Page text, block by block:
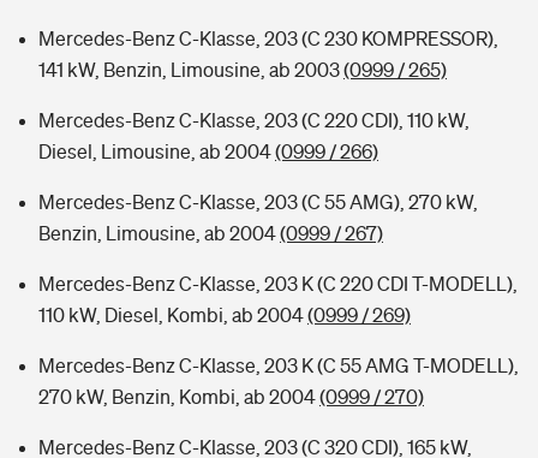
Mercedes-Benz C-Klasse, 203 (C 230 KOMPRESSOR),
141 kW, Benzin, Limousine, ab 2003(0999 / 265)
Mercedes-Benz C-Klasse, 203 (C 220 CDI), 110 kW,
Diesel, Limousine, ab 2004(0999 / 266)
Mercedes-Benz C-Klasse, 203 (C 55 AMG), 270 kW,
Benzin, Limousine, ab 2004(0999 / 267)
Mercedes-Benz C-Klasse, 203 K (C 220 CDI T-MODELL),
110 kW, Diesel, Kombi, ab 2004(0999 / 269)
Mercedes-Benz C-Klasse, 203 K (C 55 AMG T-MODELL),
270 kW, Benzin, Kombi, ab 2004(0999 / 270)
Mercedes-Benz C-Klasse, 203 (C 320 CDI), 165 kW,